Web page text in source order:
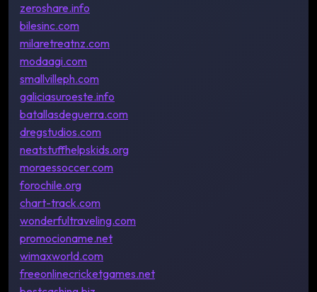
zeroshare.info
bilesinc.com
milaretreatnz.com
modaagi.com
smallvilleph.com
galiciasuroeste.info
batallasdeguerra.com
dregstudios.com
neatstuffhelpskids.org
moraessoccer.com
forochile.org
chart-track.com
wonderfultraveling.com
promocioname.net
wimaxworld.com
freeonlinecricketgames.net